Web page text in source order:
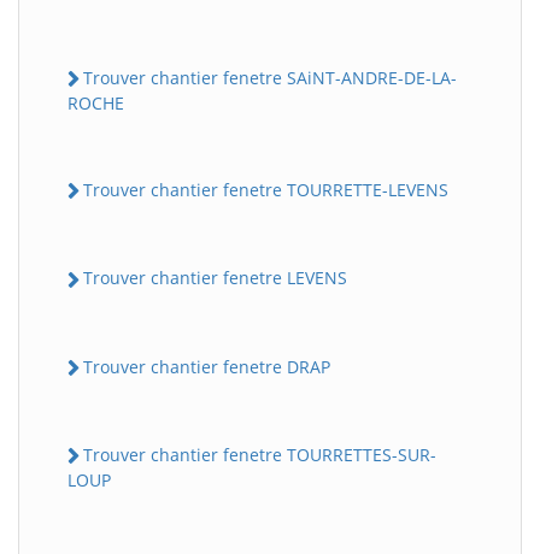
Trouver chantier fenetre SAiNT-ANDRE-DE-LA-
ROCHE
Trouver chantier fenetre TOURRETTE-LEVENS
Trouver chantier fenetre LEVENS
Trouver chantier fenetre DRAP
Trouver chantier fenetre TOURRETTES-SUR-
LOUP